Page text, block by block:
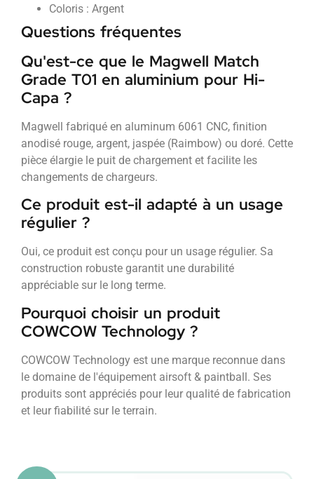
Coloris : Argent
Questions fréquentes
Qu'est-ce que le Magwell Match
Grade T01 en aluminium pour Hi-
Capa ?
Magwell fabriqué en aluminum 6061 CNC, finition
anodisé rouge, argent, jaspée (Raimbow) ou doré. Cette
pièce élargie le puit de chargement et facilite les
changements de chargeurs.
Ce produit est-il adapté à un usage
régulier ?
Oui, ce produit est conçu pour un usage régulier. Sa
construction robuste garantit une durabilité
appréciable sur le long terme.
Pourquoi choisir un produit
COWCOW Technology ?
COWCOW Technology est une marque reconnue dans
le domaine de l'équipement airsoft & paintball. Ses
produits sont appréciés pour leur qualité de fabrication
et leur fiabilité sur le terrain.